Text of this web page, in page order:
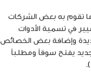
تقوم به بعض الشركات
في تسمية الأدوات
وإضافة بعض الخصائص
يفتح سوقاً ومطلباً
).